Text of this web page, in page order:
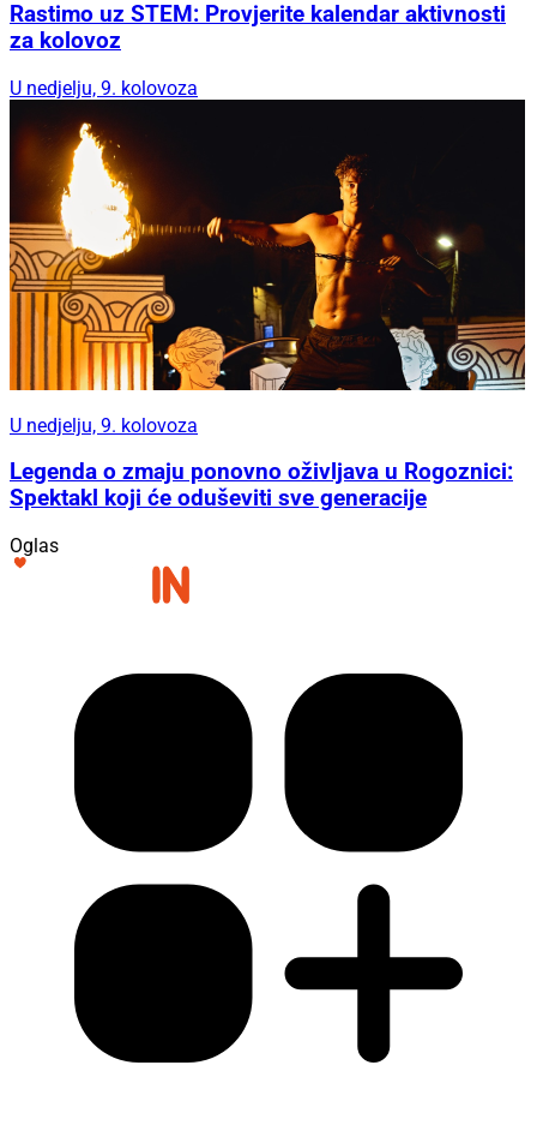
Rastimo uz STEM: Provjerite kalendar aktivnosti
za kolovoz
U nedjelju, 9. kolovoza
U nedjelju, 9. kolovoza
Legenda o zmaju ponovno oživljava u Rogoznici:
Spektakl koji će oduševiti sve generacije
Oglas